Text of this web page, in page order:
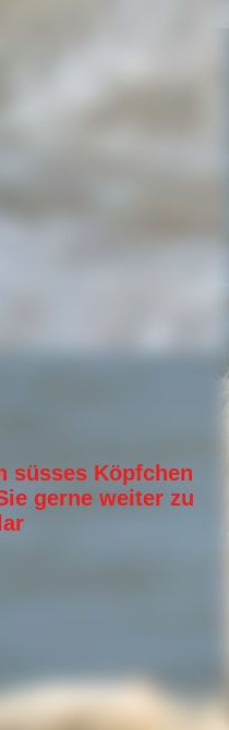
süsses Köpfchen
gerne weiter zu